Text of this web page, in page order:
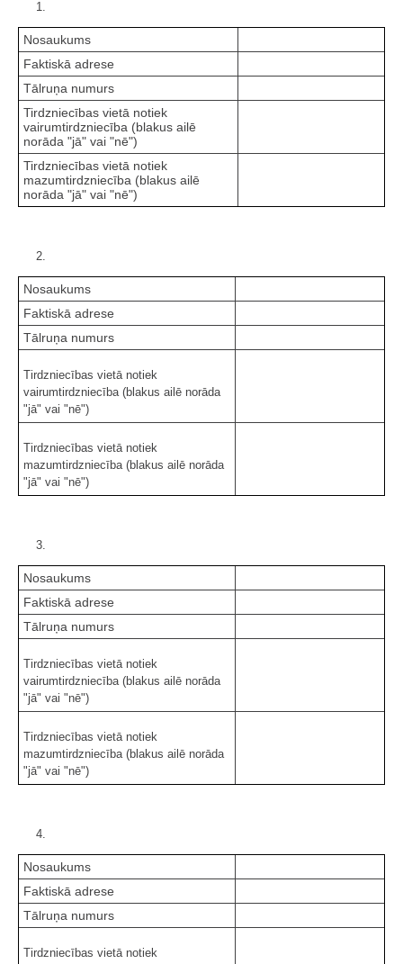
1.
Nosaukums
Faktiskā adrese
Tālruņa numurs
Tirdzniecības vietā notiek
vairumtirdzniecība (blakus ailē
norāda "jā" vai "nē")
Tirdzniecības vietā notiek
mazumtirdzniecība (blakus ailē
norāda "jā" vai "nē")
2.
Nosaukums
Faktiskā adrese
Tālruņa numurs
Tirdzniecības vietā notiek
vairumtirdzniecība (blakus ailē norāda
"jā" vai "nē")
Tirdzniecības vietā notiek
mazumtirdzniecība (blakus ailē norāda
"jā" vai "nē")
3.
Nosaukums
Faktiskā adrese
Tālruņa numurs
Tirdzniecības vietā notiek
vairumtirdzniecība (blakus ailē norāda
"jā" vai "nē")
Tirdzniecības vietā notiek
mazumtirdzniecība (blakus ailē norāda
"jā" vai "nē")
4.
Nosaukums
Faktiskā adrese
Tālruņa numurs
Tirdzniecības vietā notiek